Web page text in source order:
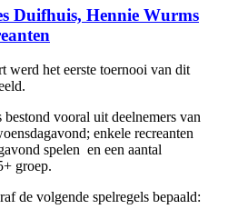
Duifhuis, Hennie Wurms
werd het eerste toernooi van dit
vooral uit deelnemers van
enkele recreanten
spelen en een aantal
groep.
de volgende spelregels bepaald: